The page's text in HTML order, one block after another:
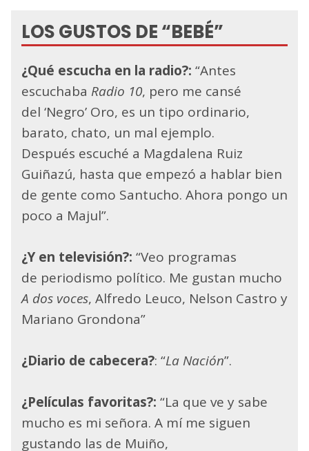
LOS GUSTOS DE “BEBÉ”
¿Qué escucha en la radio?: “Antes
escuchaba Radio 10, pero me cansé
del ‘Negro’ Oro, es un tipo ordinario,
barato, chato, un mal ejemplo.
Después escuché a Magdalena Ruiz
Guiñazú, hasta que empezó a hablar bien
de gente como Santucho. Ahora pongo un
poco a Majul”.
¿Y en televisión?: “Veo programas
de periodismo político. Me gustan mucho
A dos voces, Alfredo Leuco, Nelson Castro y
Mariano Grondona”
¿Diario de cabecera?: “La Nación”.
¿Películas favoritas?: “La que ve y sabe
mucho es mi señora. A mí me siguen
gustando las de Muiño,